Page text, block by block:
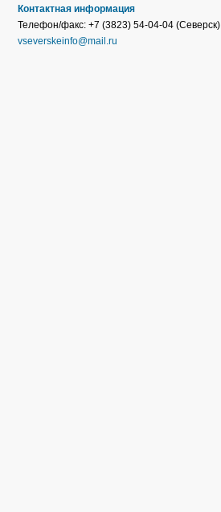
Контактная информация
Телефон/факс: +7 (3823) 54-04-04 (Северск)
vseverskeinfo@mail.ru